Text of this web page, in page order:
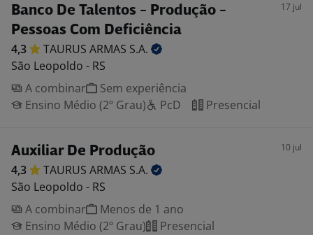
Banco De Talentos - Produção -
Pessoas Com Deficiência
17 jul
4,3 TAURUS ARMAS S.A.
São Leopoldo - RS
A combinar
Sem experiência
Ensino Médio (2º Grau)
PcD Presencial
Auxiliar De Produção 10 jul
4,3 TAURUS ARMAS S.A.
São Leopoldo - RS
A combinar
Menos de 1 ano
Ensino Médio (2º Grau)
Presencial